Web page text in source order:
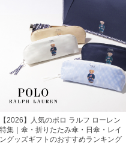
【2026】人気のポロ ラルフ ローレン
特集｜傘・折りたたみ傘・日傘・レイ
ングッズギフトのおすすめランキング